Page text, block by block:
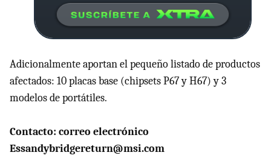
Adicionalmente aportan el pequeño listado de productos
afectados: 10 placas base (chipsets P67 y H67) y 3
modelos de portátiles.
Contacto: correo electrónico
Essandybridgereturn@msi.com